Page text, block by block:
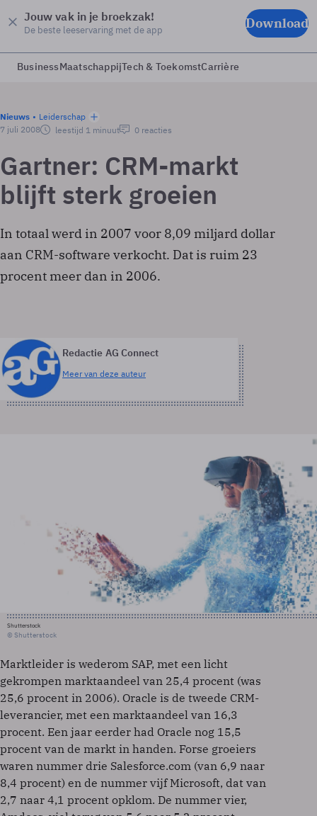
Jouw vak in je broekzak!
De beste leeservaring met de app Download
BusinessMaatschappijTech & ToekomstCarrière
Nieuws
Leiderschap
7 juli 2008
leestijd 1 minuut 0 reacties
Gartner: CRM-markt
blijft sterk groeien
In totaal werd in 2007 voor 8,09 miljard dollar
aan CRM-software verkocht. Dat is ruim 23
procent meer dan in 2006.
Redactie AG Connect
Meer van deze auteur
Shutterstock
© Shutterstock
Marktleider is wederom SAP, met een licht
gekrompen marktaandeel van 25,4 procent (was
25,6 procent in 2006). Oracle is de tweede CRM-
leverancier, met een marktaandeel van 16,3
procent. Een jaar eerder had Oracle nog 15,5
procent van de markt in handen. Forse groeiers
waren nummer drie Salesforce.com (van 6,9 naar
8,4 procent) en de nummer vijf Microsoft, dat van
2,7 naar 4,1 procent opklom. De nummer vier,